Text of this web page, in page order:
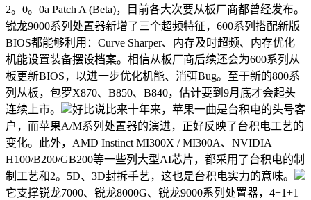
2。0。0a Patch A (Beta)，目前各大次要从板厂商都曾经发布。
锐龙9000系列处置器新增了三个超频特征，600系列搭配新版
BIOS都能够利用：Curve Sharper、内存及时超频、内存优化
机能设置装备摆设档案。相信从板厂商后续还会为600系列从
板更新BIOS，以进一步优化机能、消弭Bug。至于新的800系
列从板，包罗X870、B850、B840，估计要到9月底才会起头
连续上市。
好比说比来十年来，苹果一曲是台积电的头号客
户，而苹果A/M系列处置器的演进，正好反映了台积电工艺的
变化。此外，AMD Instinct MI300X / MI300A、NVIDIA
H100/B200/GB200等一些列大型AI芯片，都采用了台积电的制
制工艺和2。5D、3D封拆手艺，这也是台积电实力的意味。
它支撑锐龙7000、锐龙8000G、锐龙9000系列处置器，4+1+1